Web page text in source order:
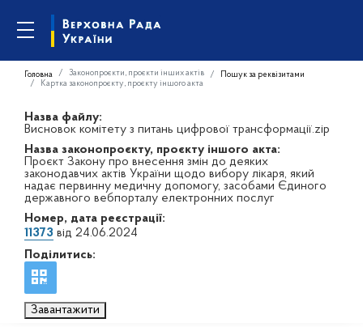
Головна Законопроєкти, проєкти інших актів
Пошук за реквізитами
Картка законопроєкту, проєкту іншого акта
Назва файлу:
Висновок комітету з питань цифрової трансформації.zip
Назва законопроєкту, проєкту іншого акта:
Проєкт Закону про внесення змін до деяких
законодавчих актів України щодо вибору лікаря, який
надає первинну медичну допомогу, засобами Єдиного
державного вебпорталу електронних послуг
Номер, дата реєстрації:
11373 від 24.06.2024
Поділитись:
Завантажити